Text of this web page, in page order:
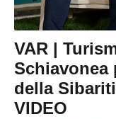
VAR |
Schiavonea
della
VIDEO